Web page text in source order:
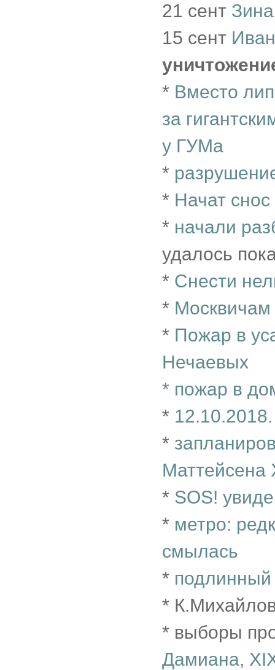
21 сент
15 сент
* Вместо
за
у ГУМа
*
* Начат
* начали
удалось
* Снести
*
* Пожар в
Нечаевых
* пожар в
*
*
Маттейсена
* SOS!
* метро:
смылась
* подлинный
*
* выборы
Дамиана,